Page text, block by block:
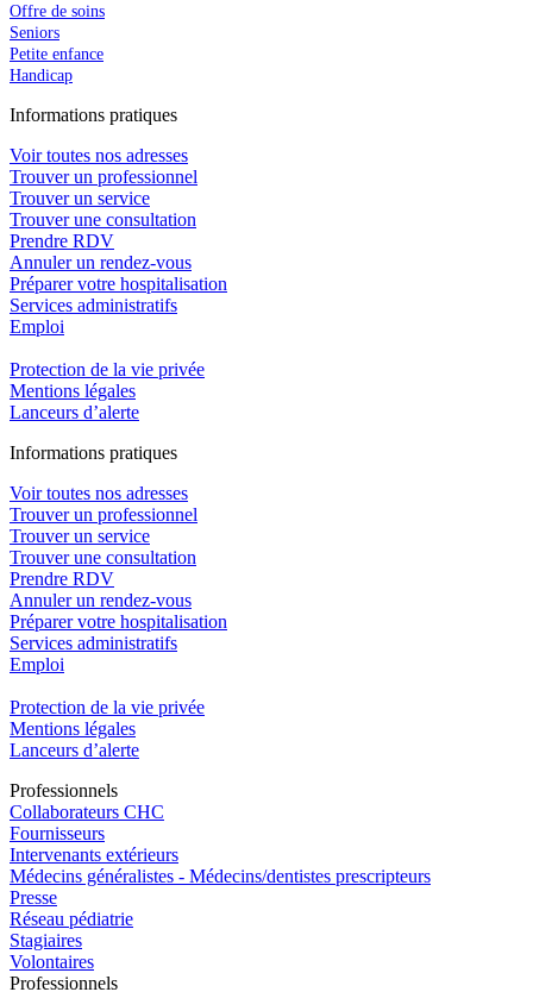
Offre de soins
Seniors
Petite enfance
Handicap
Informations pratiques
Voir toutes nos adresses
Trouver un professionnel
Trouver un service
Trouver une consultation
Prendre RDV
Annuler un rendez-vous
Préparer votre hospitalisation
Services administratifs
Emploi​
Protection de la vie privée
Mentions légales
Lanceurs d’alerte
Informations pratiques
Voir toutes nos adresses
Trouver un professionnel
Trouver un service
Trouver une consultation
Prendre RDV
Annuler un rendez-vous
Préparer votre hospitalisation
Services administratifs
Emploi​
Protection de la vie privée
Mentions légales
Lanceurs d’alerte
Professionnels
Collaborateurs CHC
Fournisseurs
Intervenants extérieurs
Médecins généralistes - Médecins/dentistes prescripteurs
Presse
Réseau pédiatrie
Stagiaires
Volontaires
Professionnels